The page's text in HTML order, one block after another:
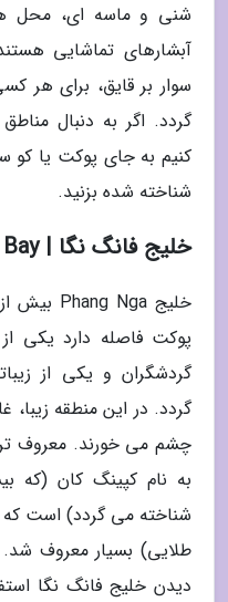
شنی و ماسه ای، محل
آبشارهای تماشایی
سوار بر قایق، برای هر
گردد. اگر به دنبال
کنیم به جای پوکت یا کو
شناخته شده بزنید.
خلیج فانگ نگا | Phang Nga Bay
پوکت فاصله دارد یکی از
گردشگران و یکی از
گردد. در این منطقه
چشم می خورند. معروف
به نام کپینگ کان (که
شناخته می گردد) است که
طلایی) بسیار معروف
دیدن خلیج فانگ نگا